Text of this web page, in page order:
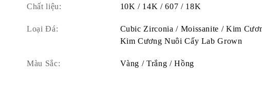
Chất liệu: 10K / 14K / 607 / 18K
Loại Đá:
Cubic Zirconia / Moissanite / Kim
Kim Cương Nuôi Cấy Lab Grown
Màu Sắc: Vàng / Trắng / Hồng